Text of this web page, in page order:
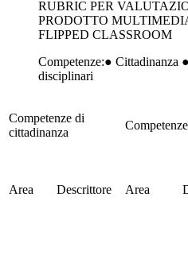
RUBRIC PER
PRODOTTO
FLIPPED CLASSROOM
Competenze:● Cittadinanza
disciplinari
Competenze di
cittadinanza
Area Descrittore Area